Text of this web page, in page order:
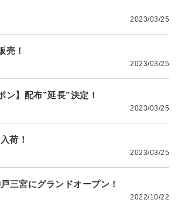
2023/03/25
売！
2023/03/25
ン】配布”延長”決定！
2023/03/25
荷！
2023/03/25
三宮にグランドオープン！
2022/10/22